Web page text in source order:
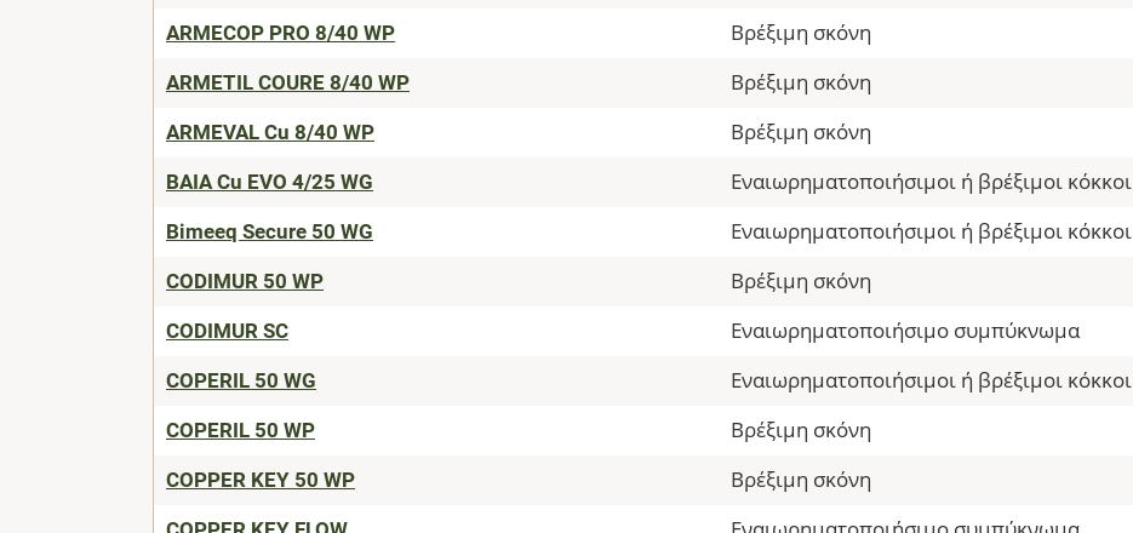
ARMECOP PRO 8/40 WP Βρέξιμη σκόνη
ARMETIL COURE 8/40 WP Βρέξιμη σκόνη
ARMEVAL Cu 8/40 WP Βρέξιμη σκόνη
BAIA Cu EVO 4/25 WG Εναιωρηματοποιήσιμοι ή βρέξιμοι κόκκοι
Bimeeq Secure 50 WG Εναιωρηματοποιήσιμοι ή βρέξιμοι κόκκοι
CODIMUR 50 WP Βρέξιμη σκόνη
CODIMUR SC Εναιωρηματοποιήσιμο συμπύκνωμα
COPERIL 50 WG Εναιωρηματοποιήσιμοι ή βρέξιμοι κόκκοι
COPERIL 50 WP Βρέξιμη σκόνη
COPPER KEY 50 WP Βρέξιμη σκόνη